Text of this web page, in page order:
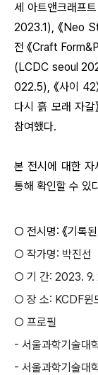
세 아트앤크래프
2023.1), 《Neo
전 《Craft
(LCDC seoul
022.5), 《사이 42
다시 흙 모래 자
참여했다.
본 전시에 대한 자
통해 확인할 수 있
○ 전시명: 《기록
○ 작가명: 박진선
○ 기 간: 2023. 9.
○ 장 소: KCDF윈
○ 프로필
- 서울과학기술대
- 서울과학기술대